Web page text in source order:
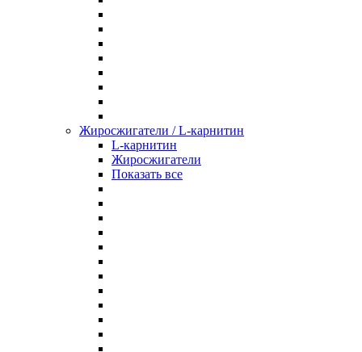
Жиросжигатели / L-карнитин
L-карнитин
Жиросжигатели
Показать все